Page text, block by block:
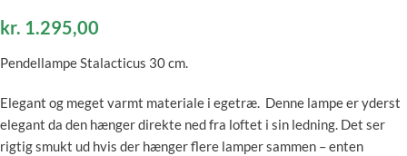
kr. 1.295,00
Pendellampe Stalacticus 30 cm.
Elegant og meget varmt materiale i egetræ. Denne lampe er yderst
elegant da den hænger direkte ned fra loftet i sin ledning. Det ser
rigtig smukt ud hvis der hænger flere lamper sammen – enten